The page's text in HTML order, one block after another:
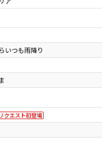
いつも雨降り
クエスト初登場